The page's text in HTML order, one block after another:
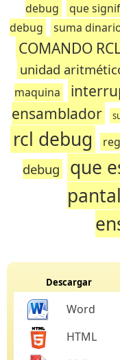
debug
que
debug
suma
COMANDO
unidad
maquina
ensamblador
rcl debug
debug
que
Descargar
Word
HTML